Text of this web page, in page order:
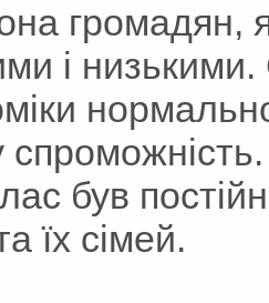
громадян,
і
був
їх сімей.